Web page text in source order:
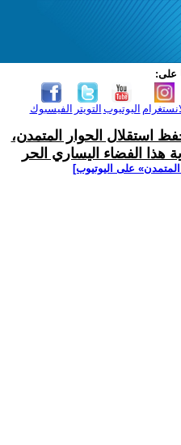
على:
الفيسبوك التويتر اليوتيوب
استقلال الحوار المتمدن،
هذا الفضاء اليساري الحر
على اليوتيوب]